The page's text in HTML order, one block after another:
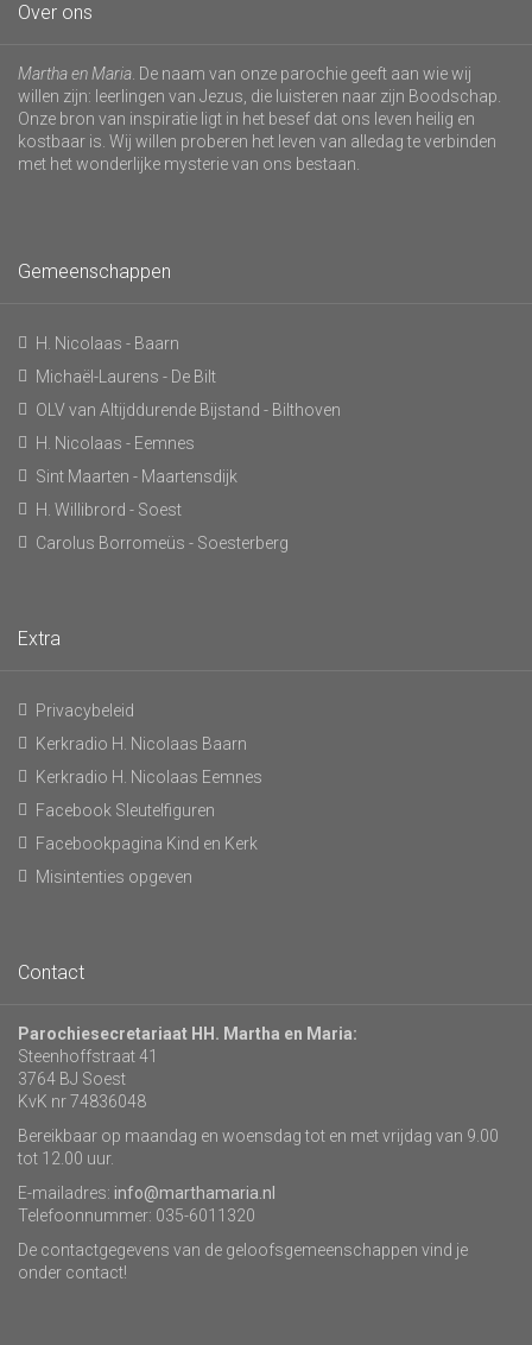
Over ons
Martha en Maria . De naam van onze parochie geeft aan wie wij
willen zijn: leerlingen van Jezus, die luisteren naar zijn Boodschap.
Onze bron van inspiratie ligt in het besef dat ons leven heilig en
kostbaar is. Wij willen proberen het leven van alledag te verbinden
met het wonderlijke mysterie van ons bestaan.
Gemeenschappen
H. Nicolaas - Baarn
Michaël-Laurens - De Bilt
OLV van Altijddurende Bijstand - Bilthoven
H. Nicolaas - Eemnes
Sint Maarten - Maartensdijk
H. Willibrord - Soest
Carolus Borromeüs - Soesterberg
Extra
Privacybeleid
Kerkradio H. Nicolaas Baarn
Kerkradio H. Nicolaas Eemnes
Facebook Sleutelfiguren
Facebookpagina Kind en Kerk
Misintenties opgeven
Contact
Parochiesecretariaat HH. Martha en Maria:
Steenhoffstraat 41
3764 BJ Soest
KvK nr 74836048
Bereikbaar op maandag en woensdag tot en met vrijdag van 9.00
tot 12.00 uur.
E-mailadres: info@marthamaria.nl
Telefoonnummer: 035-6011320
De contactgegevens van de geloofsgemeenschappen vind je
onder contact!